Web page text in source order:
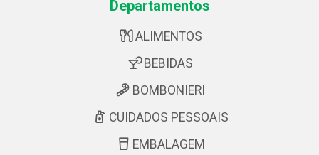
Departamentos
ALIMENTOS
BEBIDAS
BOMBONIERI
CUIDADOS PESSOAIS
EMBALAGEM